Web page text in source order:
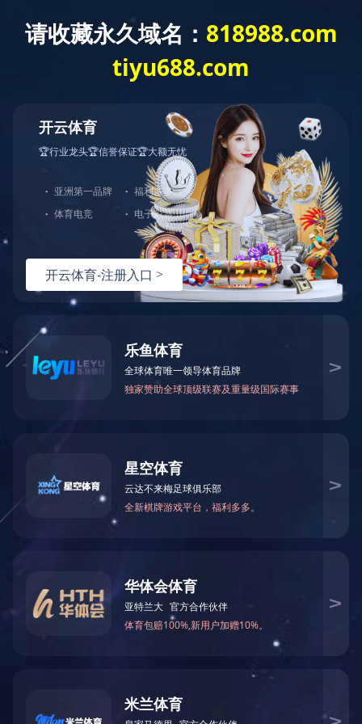
双色注塑模具，两种塑胶材料在同一台注塑机上，成型两
次，但产品出模只有一次。这也被称为双注塑工艺，通常由
一套模具进行，需要特殊的双色注塑机。
双色注塑模具目前在市场上越来越受欢迎，在这个过程中
可以使产品更加美观，易于更换颜色，不用喷涂，但价格昂
贵，技术要求高。
热线：151-9017-0656